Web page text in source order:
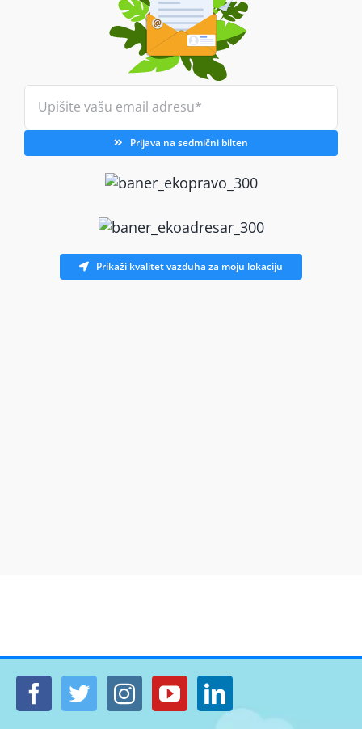
Prijava na sedmični bilten
Prikaži kvalitet vazduha za moju lokaciju